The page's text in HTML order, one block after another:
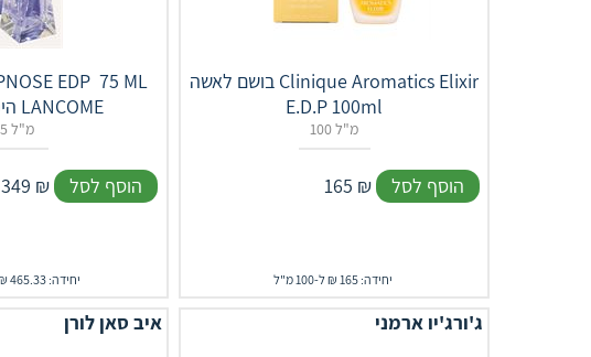
בושם לאשה Clinique Aromatics Elixir
E.D.P 100ml
100 מ"ל
165 ₪ הוסף לסל
יחידה: 165 ₪ ל-100 מ"ל
היפנוז לנקום LANCOME
75 מ"ל
349 ₪ הוסף לסל
יחידה: 465.33 ₪ ל-100 מ"ל
ג'ורג'יו ארמני איב סאן לורן